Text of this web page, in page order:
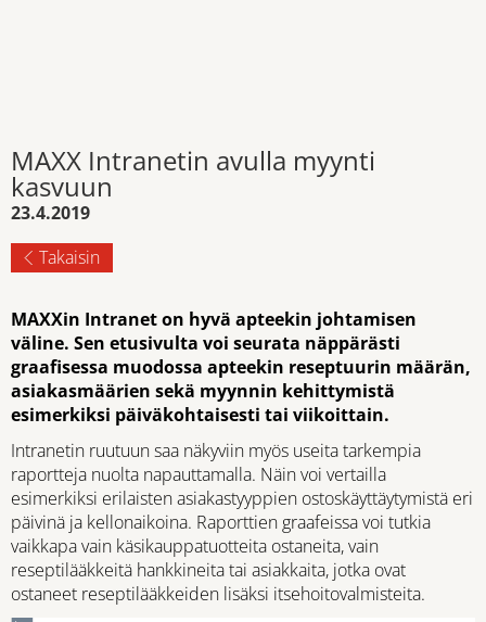
MAXX Intranetin avulla myynti
kasvuun
23.4.2019
Takaisin
MAXXin Intranet on hyvä apteekin johtamisen
väline. Sen etusivulta voi seurata näppärästi
graafisessa muodossa apteekin reseptuurin määrän,
asiakasmäärien sekä myynnin kehittymistä
esimerkiksi päiväkohtaisesti tai viikoittain.
Intranetin ruutuun saa näkyviin myös useita tarkempia
raportteja nuolta napauttamalla. Näin voi vertailla
esimerkiksi erilaisten asiakastyyppien ostoskäyttäytymistä eri
päivinä ja kellonaikoina. Raporttien graafeissa voi tutkia
vaikkapa vain käsikauppatuotteita ostaneita, vain
reseptilääkkeitä hankkineita tai asiakkaita, jotka ovat
ostaneet reseptilääkkeiden lisäksi itsehoitovalmisteita.